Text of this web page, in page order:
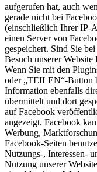
aufgerufen hat, auch
gerade nicht bei
(einschließlich Ihrer IP-
einen Server von
gespeichert. Sind Sie
Besuch unserer
Wenn Sie mit den
oder „TEILEN“-Button
Information ebenfalls
übermittelt und dort
auf Facebook
angezeigt. Facebook
Werbung,
Facebook-Seiten
Nutzungs-, Interessen-
Nutzung unserer